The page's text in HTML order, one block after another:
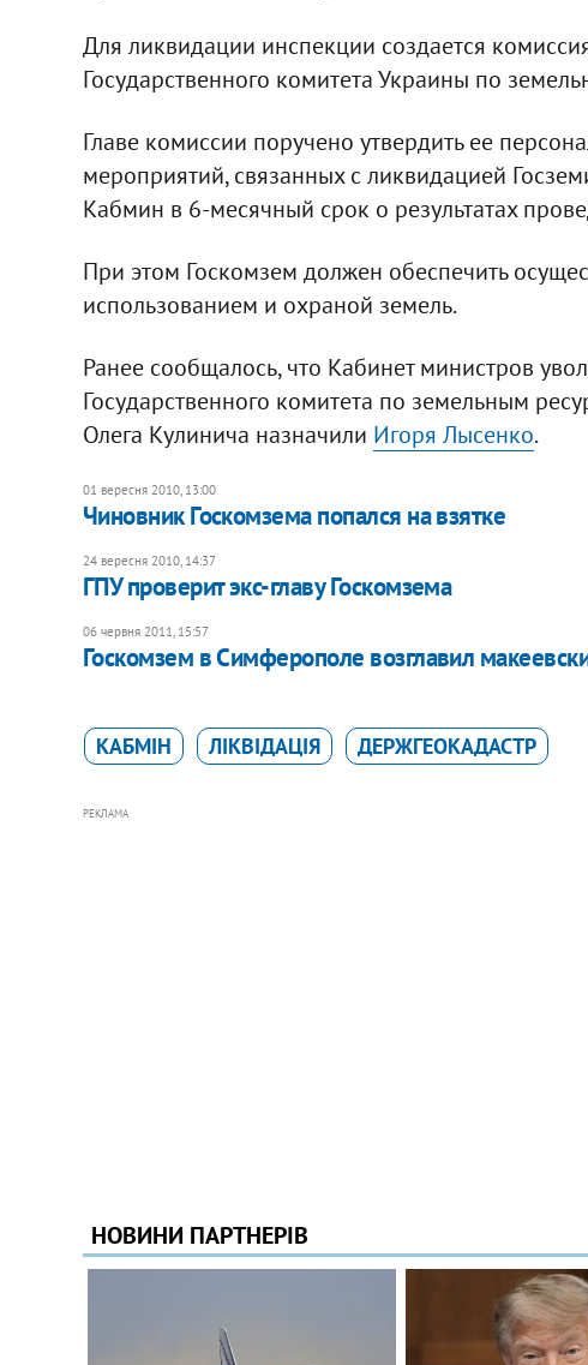
Для ликвидации инспекции создается
Государственного комитета Украины по
Главе комиссии поручено утвердить ее
мероприятий, связанных с ликвидацией
Кабмин в 6-месячный срок о результатах
При этом Госкомзем должен обеспечить
использованием и охраной земель.
Ранее сообщалось, что Кабинет министров
Государственного комитета по земельным
Олега Кулинича назначили Игоря Лысенко.
01 вересня 2010, 13:00
Чиновник Госкомзема попался на взятке
24 вересня 2010, 14:37
ГПУ проверит экс-главу Госкомзема
06 червня 2011, 15:57
Госкомзем в Симферополе возглавил
КАБМІН ЛІКВІДАЦІЯ ДЕРЖГЕОКАДАСТР
РЕКЛАМА